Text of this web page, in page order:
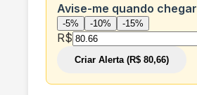
Avise-me quando chegar
-5% -10% -15%
R$
Criar Alerta (R$ 80,66)